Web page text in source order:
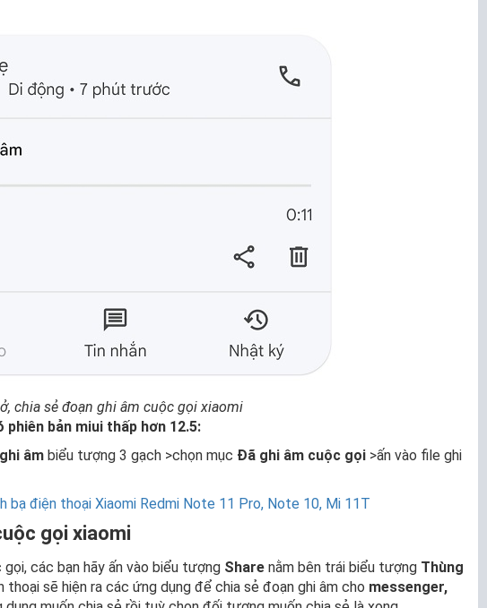
chia sẻ đoạn ghi âm cuộc gọi xiaomi
bản miui thấp hơn 12.5:
âm biểu tượng 3 gạch >chọn mục Đã ghi âm cuộc gọi >ấn vào file ghi
bạ điện thoại Xiaomi Redmi Note 11 Pro, Note 10, Mi 11T
gọi xiaomi
các bạn hãy ấn vào biểu tượng Share nằm bên trái biểu tượng Thùng
thoại sẽ hiện ra các ứng dụng để chia sẻ đoạn ghi âm cho messenger,